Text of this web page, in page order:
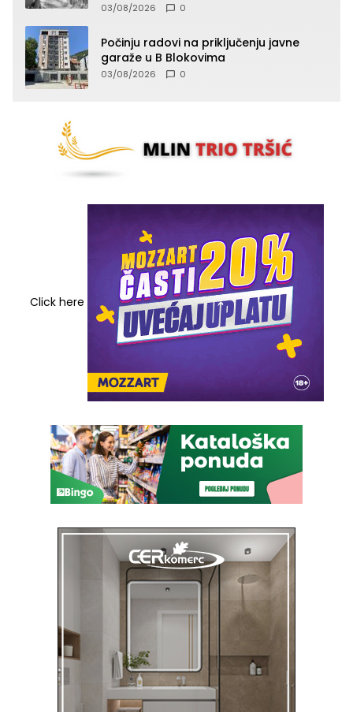
03/08/2026 0
Počinju radovi na priključenju javne
garaže u B Blokovima
03/08/2026 0
Click here